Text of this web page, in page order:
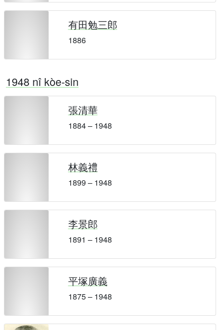
有田勉三郎
1886
1948 nî kòe-sin
張清華
1884 – 1948
林義禮
1899 – 1948
李景郎
1891 – 1948
平塚廣義
1875 – 1948